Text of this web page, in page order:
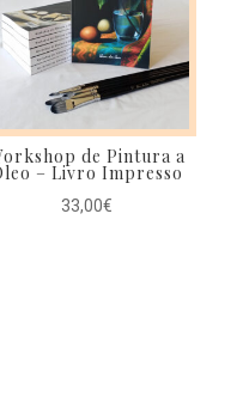
de Pintura a
– Livro Impresso
33,00€